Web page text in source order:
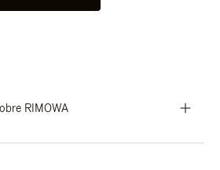
RIMOWA